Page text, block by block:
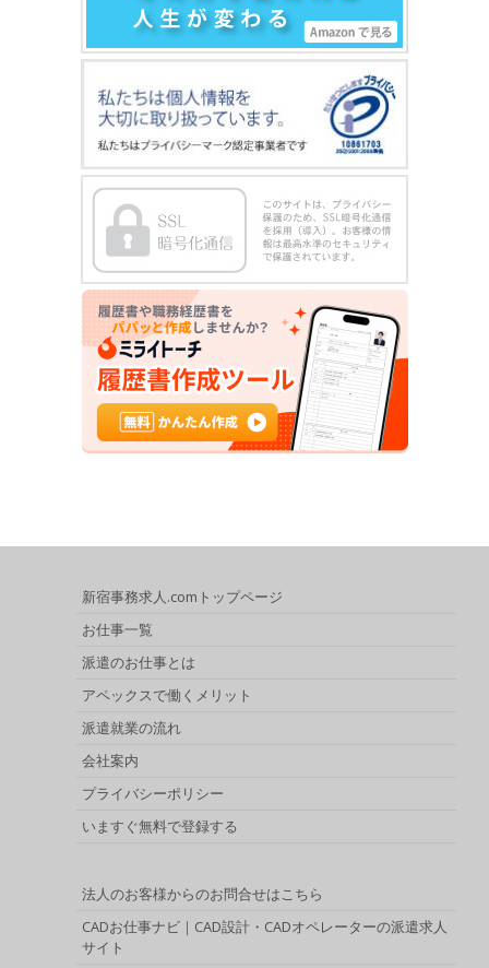
新宿事務求人.comトップページ
お仕事一覧
派遣のお仕事とは
アペックスで働くメリット
派遣就業の流れ
会社案内
プライバシーポリシー
いますぐ無料で登録する
法人のお客様からのお問合せはこちら
CADお仕事ナビ｜CAD設計・CADオペレーターの派遣求人
サイト